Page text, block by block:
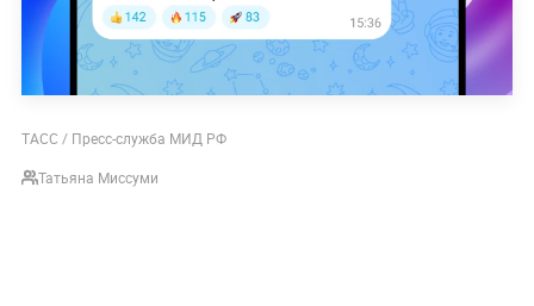
ТАСС / Пресс-служба МИД РФ
Татьяна Миссуми